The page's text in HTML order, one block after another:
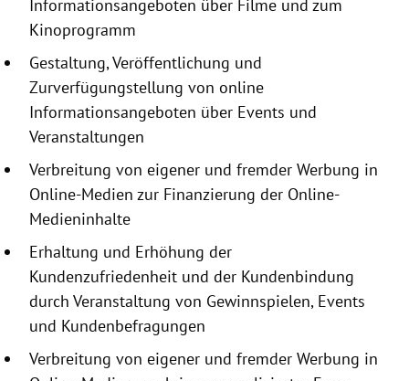
Informationsangeboten über Filme und zum
Kinoprogramm
Gestaltung, Veröffentlichung und
Zurverfügungstellung von online
Informationsangeboten über Events und
Veranstaltungen
Verbreitung von eigener und fremder Werbung in
Online-Medien zur Finanzierung der Online-
Medieninhalte
Erhaltung und Erhöhung der
Kundenzufriedenheit und der Kundenbindung
durch Veranstaltung von Gewinnspielen, Events
und Kundenbefragungen
Verbreitung von eigener und fremder Werbung in